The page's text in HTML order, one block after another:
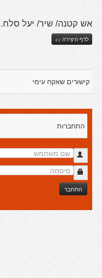
אש קטנה/ שיר/ יעל סלח.
לדף היצירה >>
קישורים שאקח עימי
התחברות
התחבר